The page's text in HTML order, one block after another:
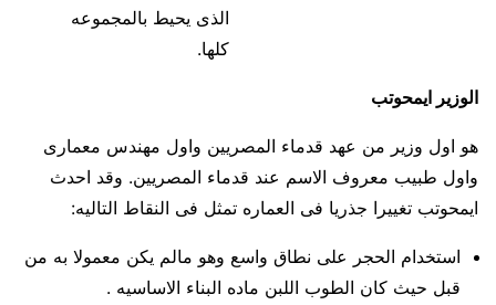
الذى يحيط بالمجموعه
كلها.
الوزير ايمحوتب
هو اول وزير من عهد قدماء المصريين واول مهندس معمارى
واول طبيب معروف الاسم عند قدماء المصريين. وقد احدث
ايمحوتب تغييرا جذريا فى العماره تمثل فى النقاط التاليه:
استخدام الحجر على نطاق واسع وهو مالم يكن معمولا به من
قبل حيث كان الطوب اللبن ماده البناء الاساسيه .